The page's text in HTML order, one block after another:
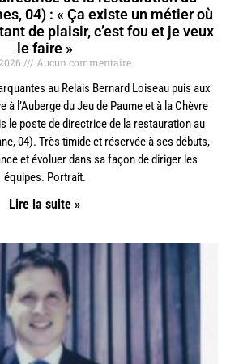
04) : « Ça existe un métier où
de plaisir, c’est fou et je veux
le faire »
Aucun commentaire
au Relais Bernard Loiseau puis aux
à l’Auberge du Jeu de Paume et à la Chèvre
le poste de directrice de la restauration au
04). Très timide et réservée à ses débuts,
et évoluer dans sa façon de diriger les
équipes. Portrait.
Lire la suite »